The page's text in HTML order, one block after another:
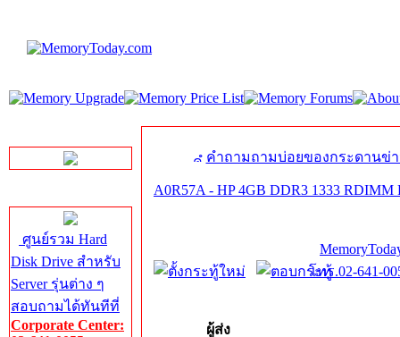
ศูนย์รวม Hard
Disk Drive สำหรับ
Server รุ่นต่าง ๆ
สอบถามได้ทันทีที่
Corporate Center:
คำถามถามบ่อยของกระดานข่
A0R57A - HP 4GB DDR3 1333 RDIMM
โทร.02-641-
ผู้ส่ง